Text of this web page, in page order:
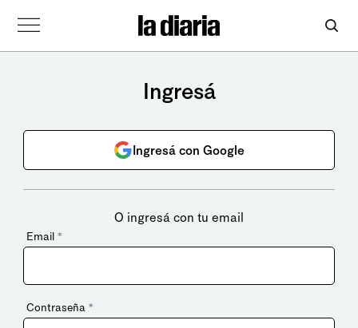
Ingresá
Ingresá con Google
O ingresá con tu email
Email *
Contraseña *